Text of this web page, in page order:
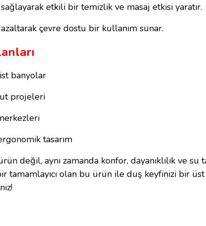
sağlayarak etkili bir temizlik ve masaj etkisi yaratır.
çevre dostu bir kullanım sunar.
banyolar
projeleri
tasarım
değil, aynı zamanda konfor, dayanıklılık ve su
tamamlayıcı olan bu ürün ile duş keyfinizi bir